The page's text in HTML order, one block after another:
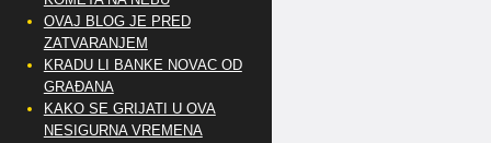
OVAJ BLOG JE PRED
ZATVARANJEM
KRADU LI BANKE NOVAC OD
GRAĐANA
KAKO SE GRIJATI U OVA
NESIGURNA VREMENA